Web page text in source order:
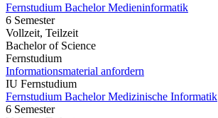
Fernstudium Bachelor Medieninformatik
6 Semester
Vollzeit, Teilzeit
Bachelor of Science
Fernstudium
Informationsmaterial anfordern
IU Fernstudium
Fernstudium Bachelor Medizinische Informatik
6 Semester